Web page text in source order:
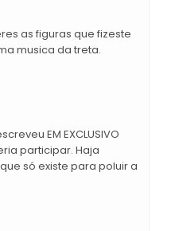
as figuras que fizeste
musica da treta.
EM EXCLUSIVO
participar. Haja
só existe para poluir a